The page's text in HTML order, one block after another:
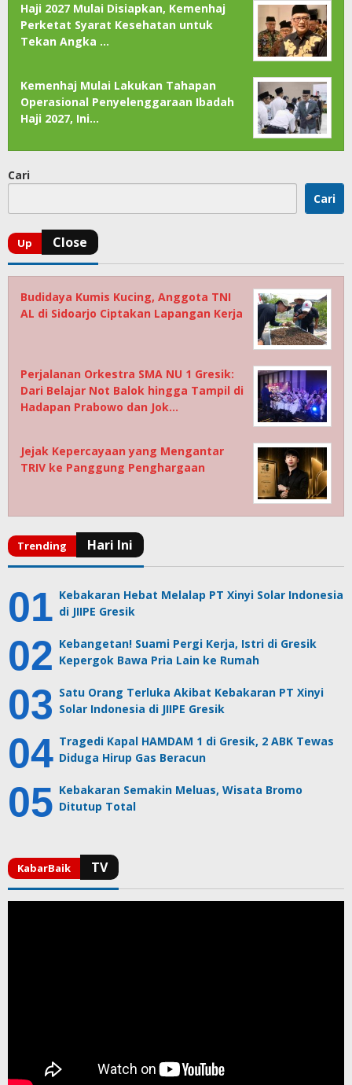
Haji 2027 Mulai Disiapkan, Kemenhaj
Perketat Syarat Kesehatan untuk
Tekan Angka …
Kemenhaj Mulai Lakukan Tahapan
Operasional Penyelenggaraan Ibadah
Haji 2027, Ini…
Cari
Cari
Budidaya Kumis Kucing, Anggota TNI
AL di Sidoarjo Ciptakan Lapangan Kerja
Perjalanan Orkestra SMA NU 1 Gresik:
Dari Belajar Not Balok hingga Tampil di
Hadapan Prabowo dan Jok…
Jejak Kepercayaan yang Mengantar
TRIV ke Panggung Penghargaan
Kebakaran Hebat Melalap PT Xinyi Solar Indonesia
di JIIPE Gresik
Kebangetan! Suami Pergi Kerja, Istri di Gresik
Kepergok Bawa Pria Lain ke Rumah
Satu Orang Terluka Akibat Kebakaran PT Xinyi
Solar Indonesia di JIIPE Gresik
Tragedi Kapal HAMDAM 1 di Gresik, 2 ABK Tewas
Diduga Hirup Gas Beracun
Kebakaran Semakin Meluas, Wisata Bromo
Ditutup Total